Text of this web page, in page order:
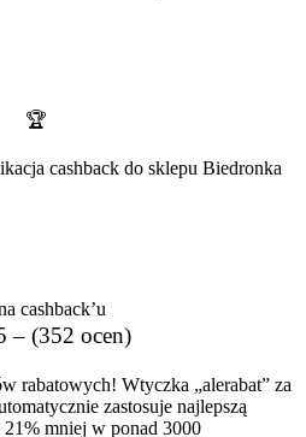
🏆
cashback do sklepu Biedronka
cashback’u
– (352 ocen)
rabatowych! Wtyczka „alerabat” za
zastosuje najlepszą
21% mniej w ponad 3000